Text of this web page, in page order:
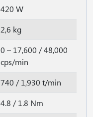
420 W
2,6 kg
0 – 17,600 / 48,000
cps/min
740 / 1,930 t/min
4.8 / 1.8 Nm